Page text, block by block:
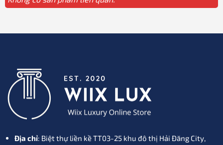
Địa chỉ: Biệt thự liền kề TT03-25 khu đô thị Hải Đăng City,